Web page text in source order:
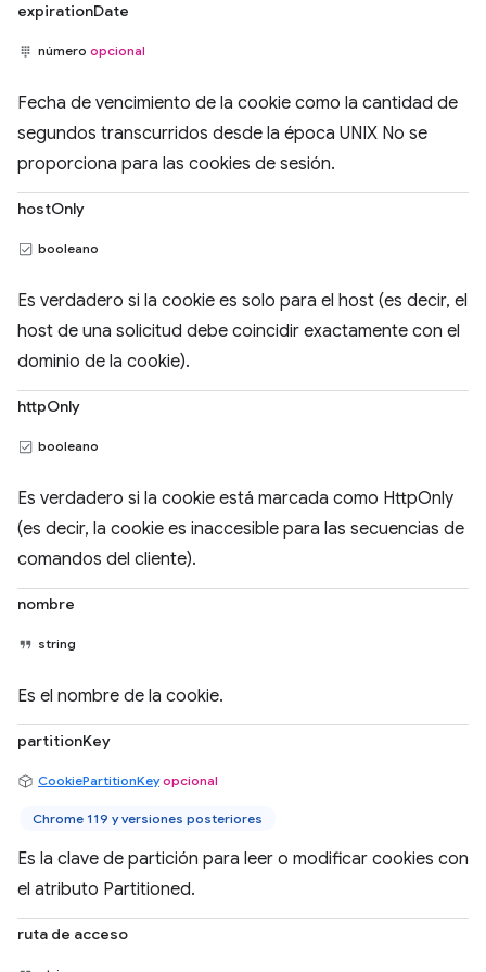
expirationDate
número opcional
Fecha de vencimiento de la cookie como la cantidad de
segundos transcurridos desde la época UNIX No se
proporciona para las cookies de sesión.
hostOnly
booleano
Es verdadero si la cookie es solo para el host (es decir, el
host de una solicitud debe coincidir exactamente con el
dominio de la cookie).
httpOnly
booleano
Es verdadero si la cookie está marcada como HttpOnly
(es decir, la cookie es inaccesible para las secuencias de
comandos del cliente).
nombre
string
Es el nombre de la cookie.
partitionKey
CookiePartitionKey opcional
Chrome 119 y versiones posteriores
Es la clave de partición para leer o modificar cookies con
el atributo Partitioned.
ruta de acceso